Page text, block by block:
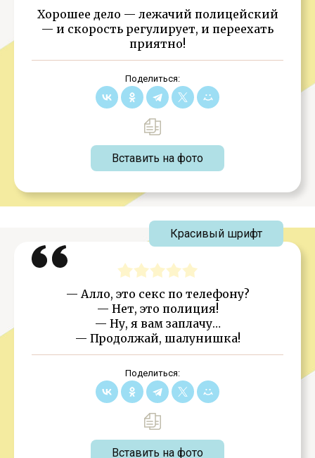
Хорошее дело — лежачий полицейский
— и скорость регулирует, и переехать
приятно!
Поделиться:
Вставить на фото
— Алло, это секс по телефону?
— Нет, это полиция!
— Ну, я вам заплачу…
— Продолжай, шалунишка!
Поделиться:
Вставить на фото
Красивый шрифт